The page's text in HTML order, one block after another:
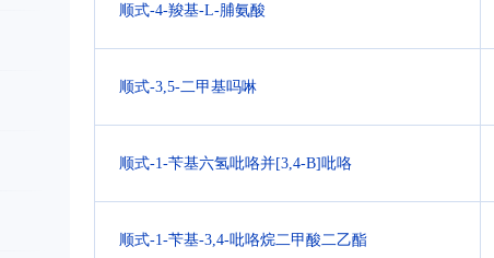
顺式-4-羧基-L-脯氨酸
顺式-3,5-二甲基吗啉
顺式-1-苄基六氢吡咯并[3,4-B]吡咯
顺式-1-苄基-3,4-吡咯烷二甲酸二乙酯